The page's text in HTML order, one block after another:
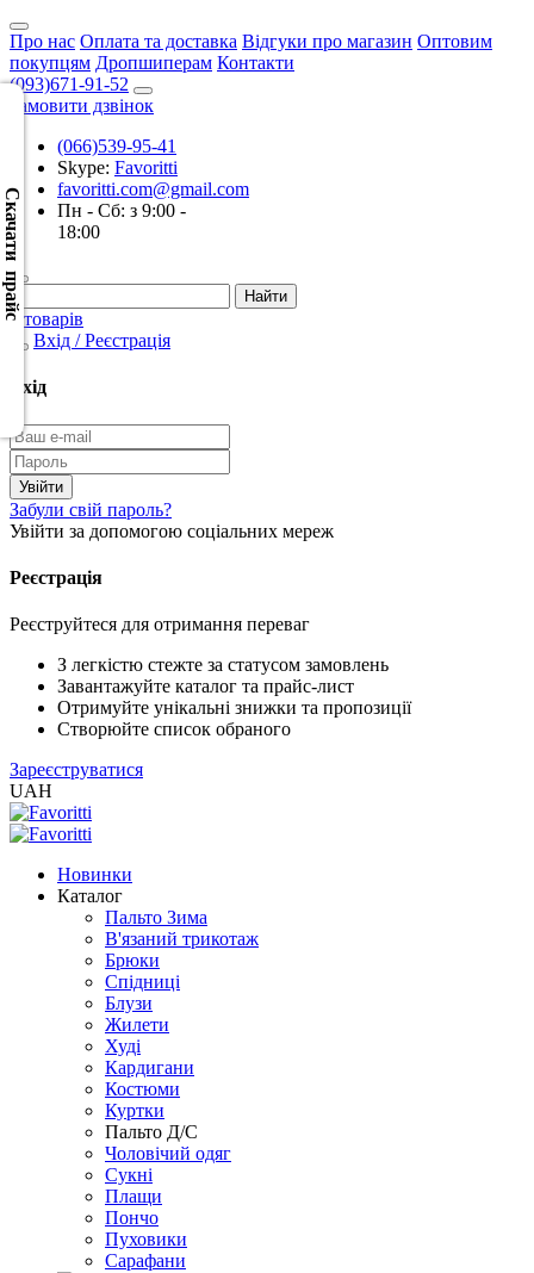
Про нас Оплата та доставка Відгуки про магазин Оптовим
покупцям Дропшиперам Контакти
(093)671-91-52
Замовити дзвінок
(066)539-95-41
Skype: Favoritti
favoritti.com@gmail.com
Пн - Сб: з 9:00 -
18:00
0 товарів
Вхід / Реєстрація
Вхід
Забули свій пароль?
Увійти за допомогою соціальних мереж
Реєстрація
Реєструйтеся для отримання переваг
З легкістю стежте за статусом замовлень
Завантажуйте каталог та прайс-лист
Отримуйте унікальні знижки та пропозиції
Створюйте список обраного
Зареєструватися
UAH
Новинки
Каталог
Пальто Зима
В'язаний трикотаж
Брюки
Спідниці
Блузи
Жилети
Худі
Кардигани
Костюми
Куртки
Пальто Д/С
Чоловічий одяг
Сукні
Плащи
Пончо
Пуховики
Сарафани
Скачати прайс
Скачать
XML
(Розн.)
Скачать
XML
(Опт)
CSV
Скачать
CSV
(Опт)
XLS
EXCEL
(Розн.)
XLS
EXCEL
2005
(Опт)
XLSX